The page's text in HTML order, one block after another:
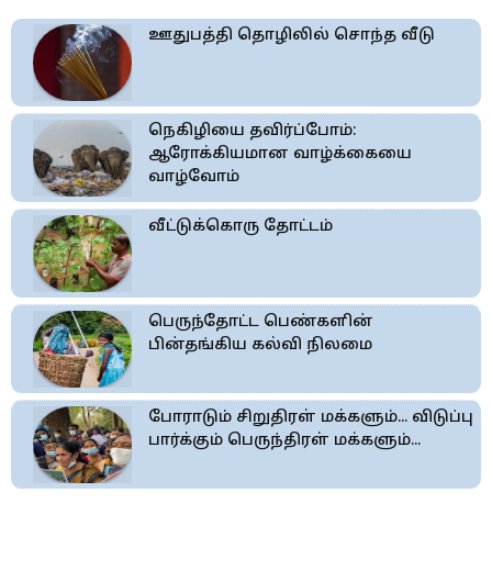
ஊதுபத்தி தொழிலில் சொந்த வீடு
நெகிழியை தவிர்ப்போம்:
ஆரோக்கியமான வாழ்க்கையை
வாழ்வோம்
வீட்டுக்கொரு தோட்டம்
பெருந்தோட்ட பெண்களின்
பின்தங்கிய கல்வி நிலமை
போராடும் சிறுதிரள் மக்களும்... விடுப்பு
பார்க்கும் பெருந்திரள் மக்களும்...